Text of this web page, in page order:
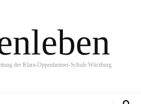
der Klara-Oppenheimer-Schule Würzburg